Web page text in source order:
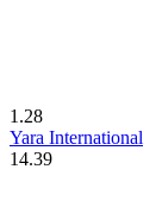
1.28
Yara International
14.39